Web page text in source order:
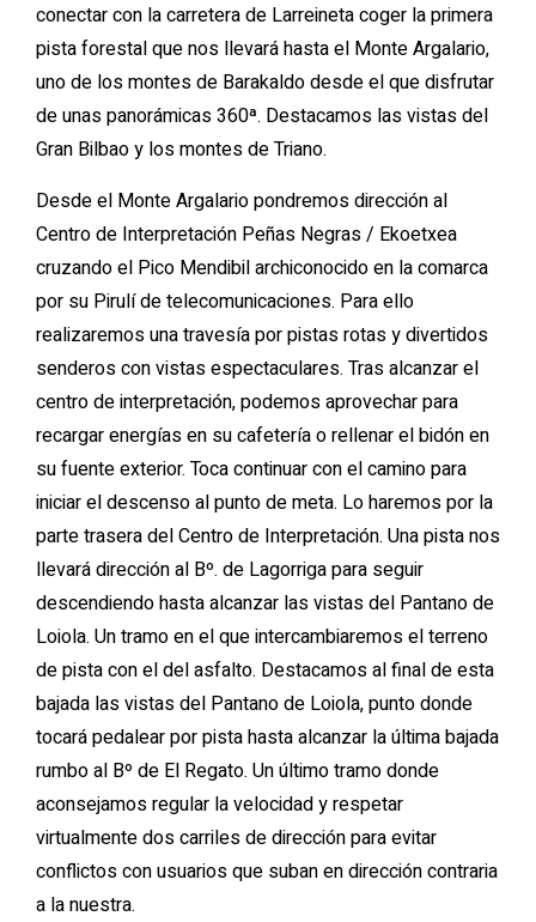
conectar con la carretera de Larreineta coger la primera
pista forestal que nos llevará hasta el Monte Argalario,
uno de los montes de Barakaldo desde el que disfrutar
de unas panorámicas 360ª. Destacamos las vistas del
Gran Bilbao y los montes de Triano.
Desde el Monte Argalario pondremos dirección al
Centro de Interpretación Peñas Negras / Ekoetxea
cruzando el Pico Mendibil archiconocido en la comarca
por su Pirulí de telecomunicaciones. Para ello
realizaremos una travesía por pistas rotas y divertidos
senderos con vistas espectaculares. Tras alcanzar el
centro de interpretación, podemos aprovechar para
recargar energías en su cafetería o rellenar el bidón en
su fuente exterior. Toca continuar con el camino para
iniciar el descenso al punto de meta. Lo haremos por la
parte trasera del Centro de Interpretación. Una pista nos
llevará dirección al Bº. de Lagorriga para seguir
descendiendo hasta alcanzar las vistas del Pantano de
Loiola. Un tramo en el que intercambiaremos el terreno
de pista con el del asfalto. Destacamos al final de esta
bajada las vistas del Pantano de Loiola, punto donde
tocará pedalear por pista hasta alcanzar la última bajada
rumbo al Bº de El Regato. Un último tramo donde
aconsejamos regular la velocidad y respetar
virtualmente dos carriles de dirección para evitar
conflictos con usuarios que suban en dirección contraria
a la nuestra.